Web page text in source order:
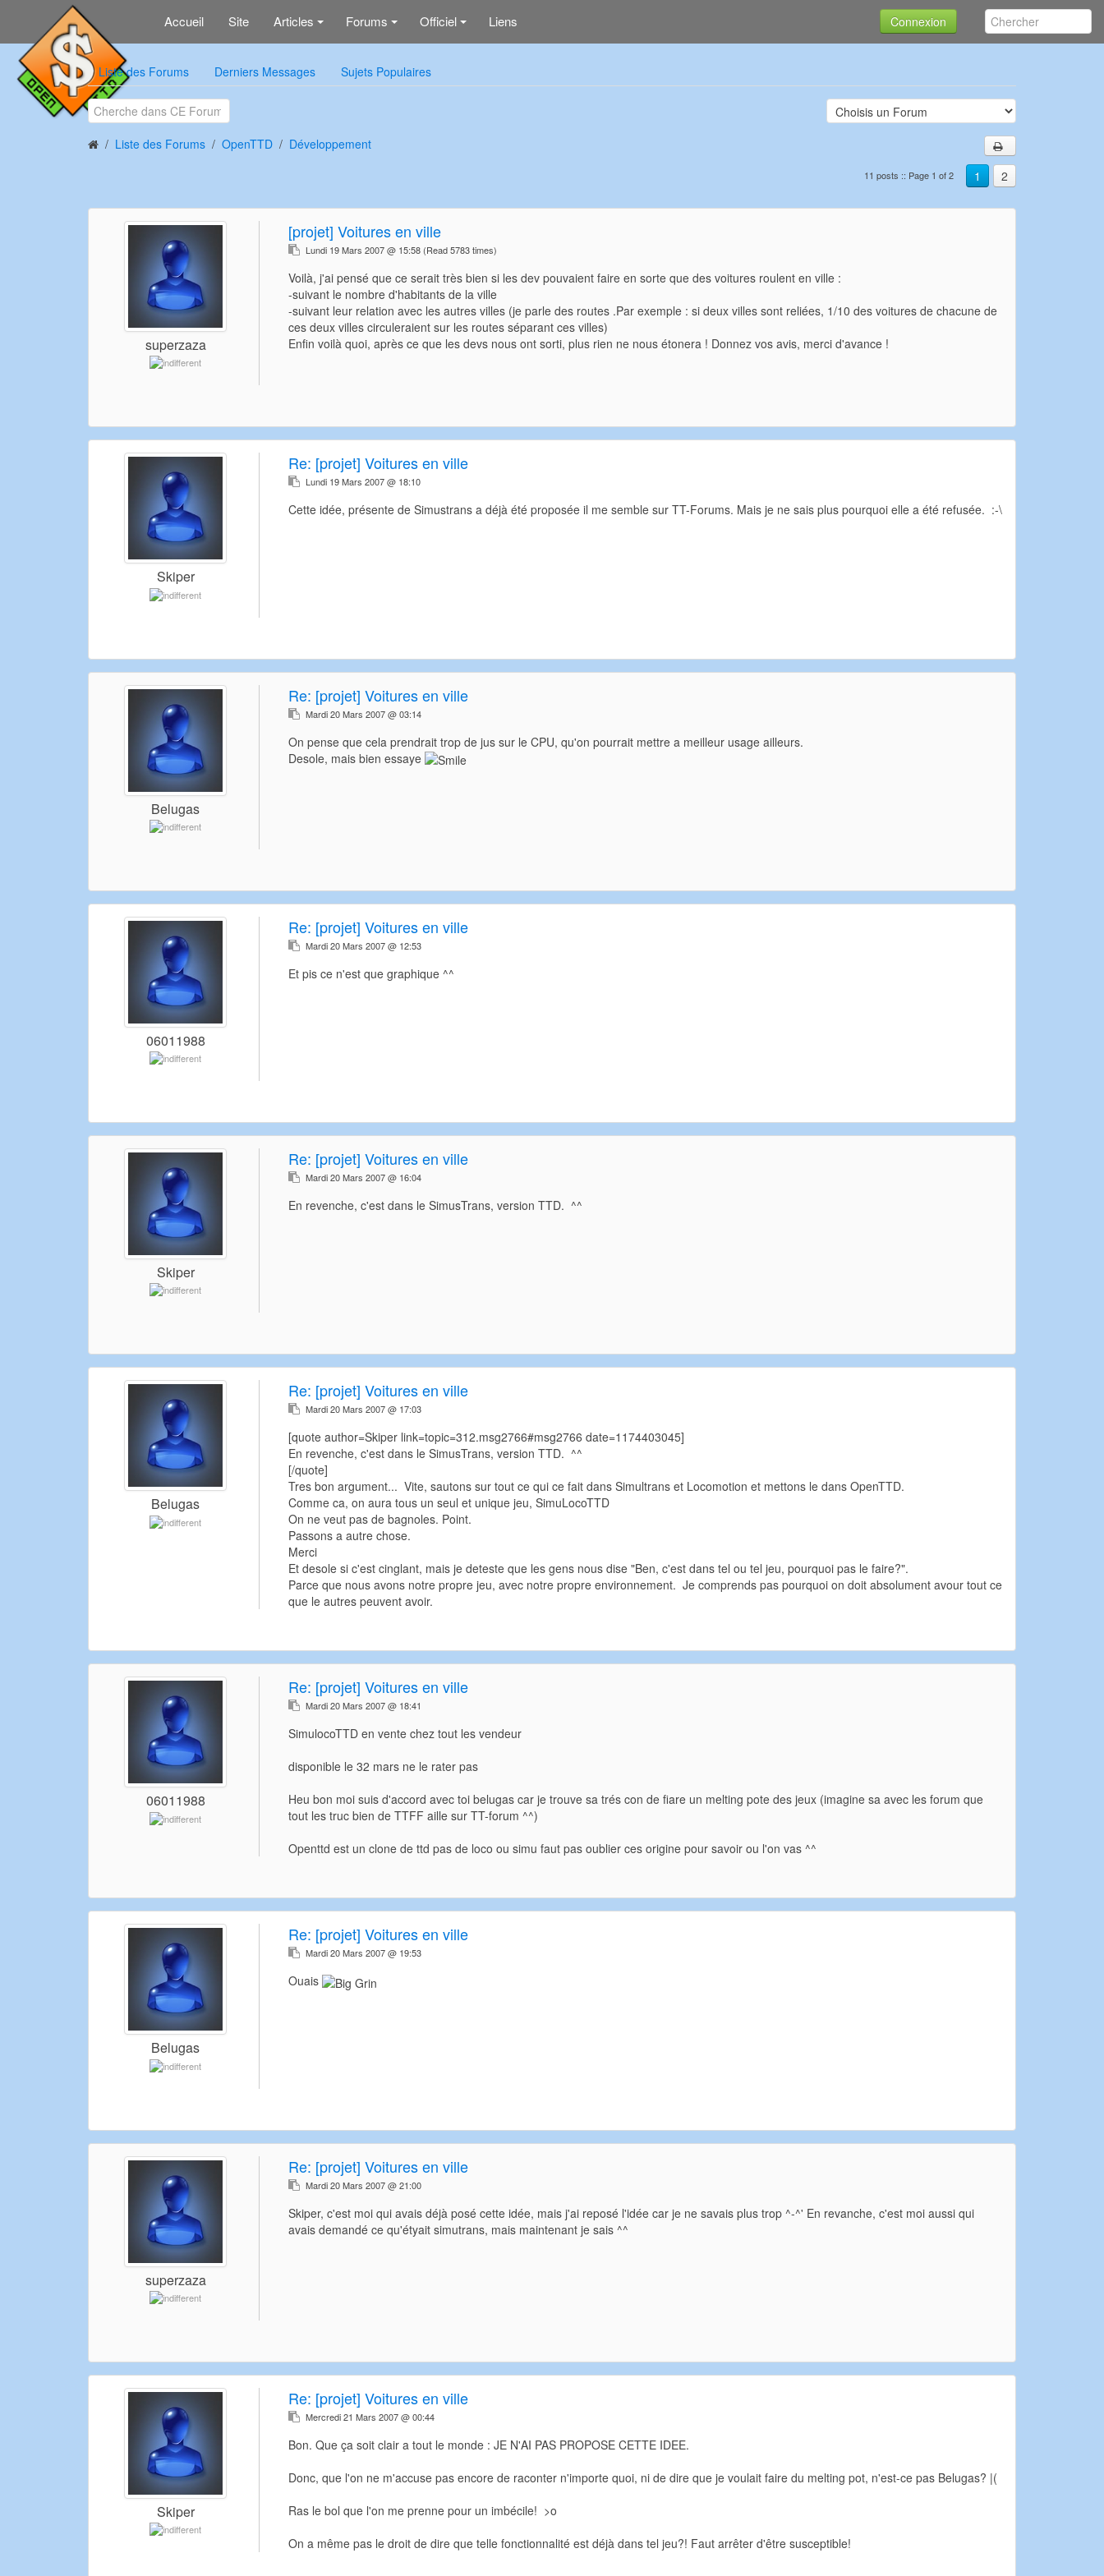
Accueil Site Articles Forums Officiel Liens Connexion
Liste des Forums Derniers Messages Sujets Populaires
Liste des Forums OpenTTD
Développement
1
2
11 posts :: Page 1 of 2
superzaza
[projet] Voitures en ville
Lundi 19 Mars 2007 @ 15:58(Read 5783 times)
Voilà, j'ai pensé que ce serait très bien si les dev pouvaient faire en sorte que des voitures roulent en ville :
-suivant le nombre d'habitants de la ville
-suivant leur relation avec les autres villes (je parle des routes .Par exemple : si deux villes sont reliées, 1/10 des voitures de chacune de
ces deux villes circuleraient sur les routes séparant ces villes)
Enfin voilà quoi, après ce que les devs nous ont sorti, plus rien ne nous étonera ! Donnez vos avis, merci d'avance !
Skiper
Re: [projet] Voitures en ville
Lundi 19 Mars 2007 @ 18:10
Cette idée, présente de Simustrans a déjà été proposée il me semble sur TT-Forums. Mais je ne sais plus pourquoi elle a été refusée. :-\
Belugas
Re: [projet] Voitures en ville
Mardi 20 Mars 2007 @ 03:14
On pense que cela prendrait trop de jus sur le CPU, qu'on pourrait mettre a meilleur usage ailleurs.
Desole, mais bien essaye
06011988
Re: [projet] Voitures en ville
Mardi 20 Mars 2007 @ 12:53
Et pis ce n'est que graphique ^^
Skiper
Re: [projet] Voitures en ville
Mardi 20 Mars 2007 @ 16:04
En revenche, c'est dans le SimusTrans, version TTD. ^^
Belugas
Re: [projet] Voitures en ville
Mardi 20 Mars 2007 @ 17:03
[quote author=Skiper link=topic=312.msg2766#msg2766 date=1174403045]
En revenche, c'est dans le SimusTrans, version TTD. ^^
[/quote]
Tres bon argument... Vite, sautons sur tout ce qui ce fait dans Simultrans et Locomotion et mettons le dans OpenTTD.
Comme ca, on aura tous un seul et unique jeu, SimuLocoTTD
On ne veut pas de bagnoles. Point.
Passons a autre chose.
Merci
Et desole si c'est cinglant, mais je deteste que les gens nous dise "Ben, c'est dans tel ou tel jeu, pourquoi pas le faire?".
Parce que nous avons notre propre jeu, avec notre propre environnement. Je comprends pas pourquoi on doit absolument avour tout ce
que le autres peuvent avoir.
06011988
Re: [projet] Voitures en ville
Mardi 20 Mars 2007 @ 18:41
SimulocoTTD en vente chez tout les vendeur
disponible le 32 mars ne le rater pas
Heu bon moi suis d'accord avec toi belugas car je trouve sa trés con de fiare un melting pote des jeux (imagine sa avec les forum que
tout les truc bien de TTFF aille sur TT-forum ^^)
Openttd est un clone de ttd pas de loco ou simu faut pas oublier ces origine pour savoir ou l'on vas ^^
Belugas
Re: [projet] Voitures en ville
Mardi 20 Mars 2007 @ 19:53
Ouais
superzaza
Re: [projet] Voitures en ville
Mardi 20 Mars 2007 @ 21:00
Skiper, c'est moi qui avais déjà posé cette idée, mais j'ai reposé l'idée car je ne savais plus trop ^-^' En revanche, c'est moi aussi qui
avais demandé ce qu'étyait simutrans, mais maintenant je sais ^^
Skiper
Re: [projet] Voitures en ville
Mercredi 21 Mars 2007 @ 00:44
Bon. Que ça soit clair a tout le monde : JE N'AI PAS PROPOSE CETTE IDEE.
Donc, que l'on ne m'accuse pas encore de raconter n'importe quoi, ni de dire que je voulait faire du melting pot, n'est-ce pas Belugas? |(
Ras le bol que l'on me prenne pour un imbécile! >o
On a même pas le droit de dire que telle fonctionnalité est déjà dans tel jeu?! Faut arrêter d'être susceptible!